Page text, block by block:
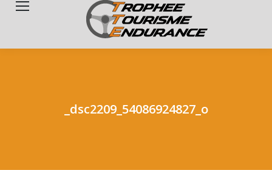
_dsc2209_54086924827_o